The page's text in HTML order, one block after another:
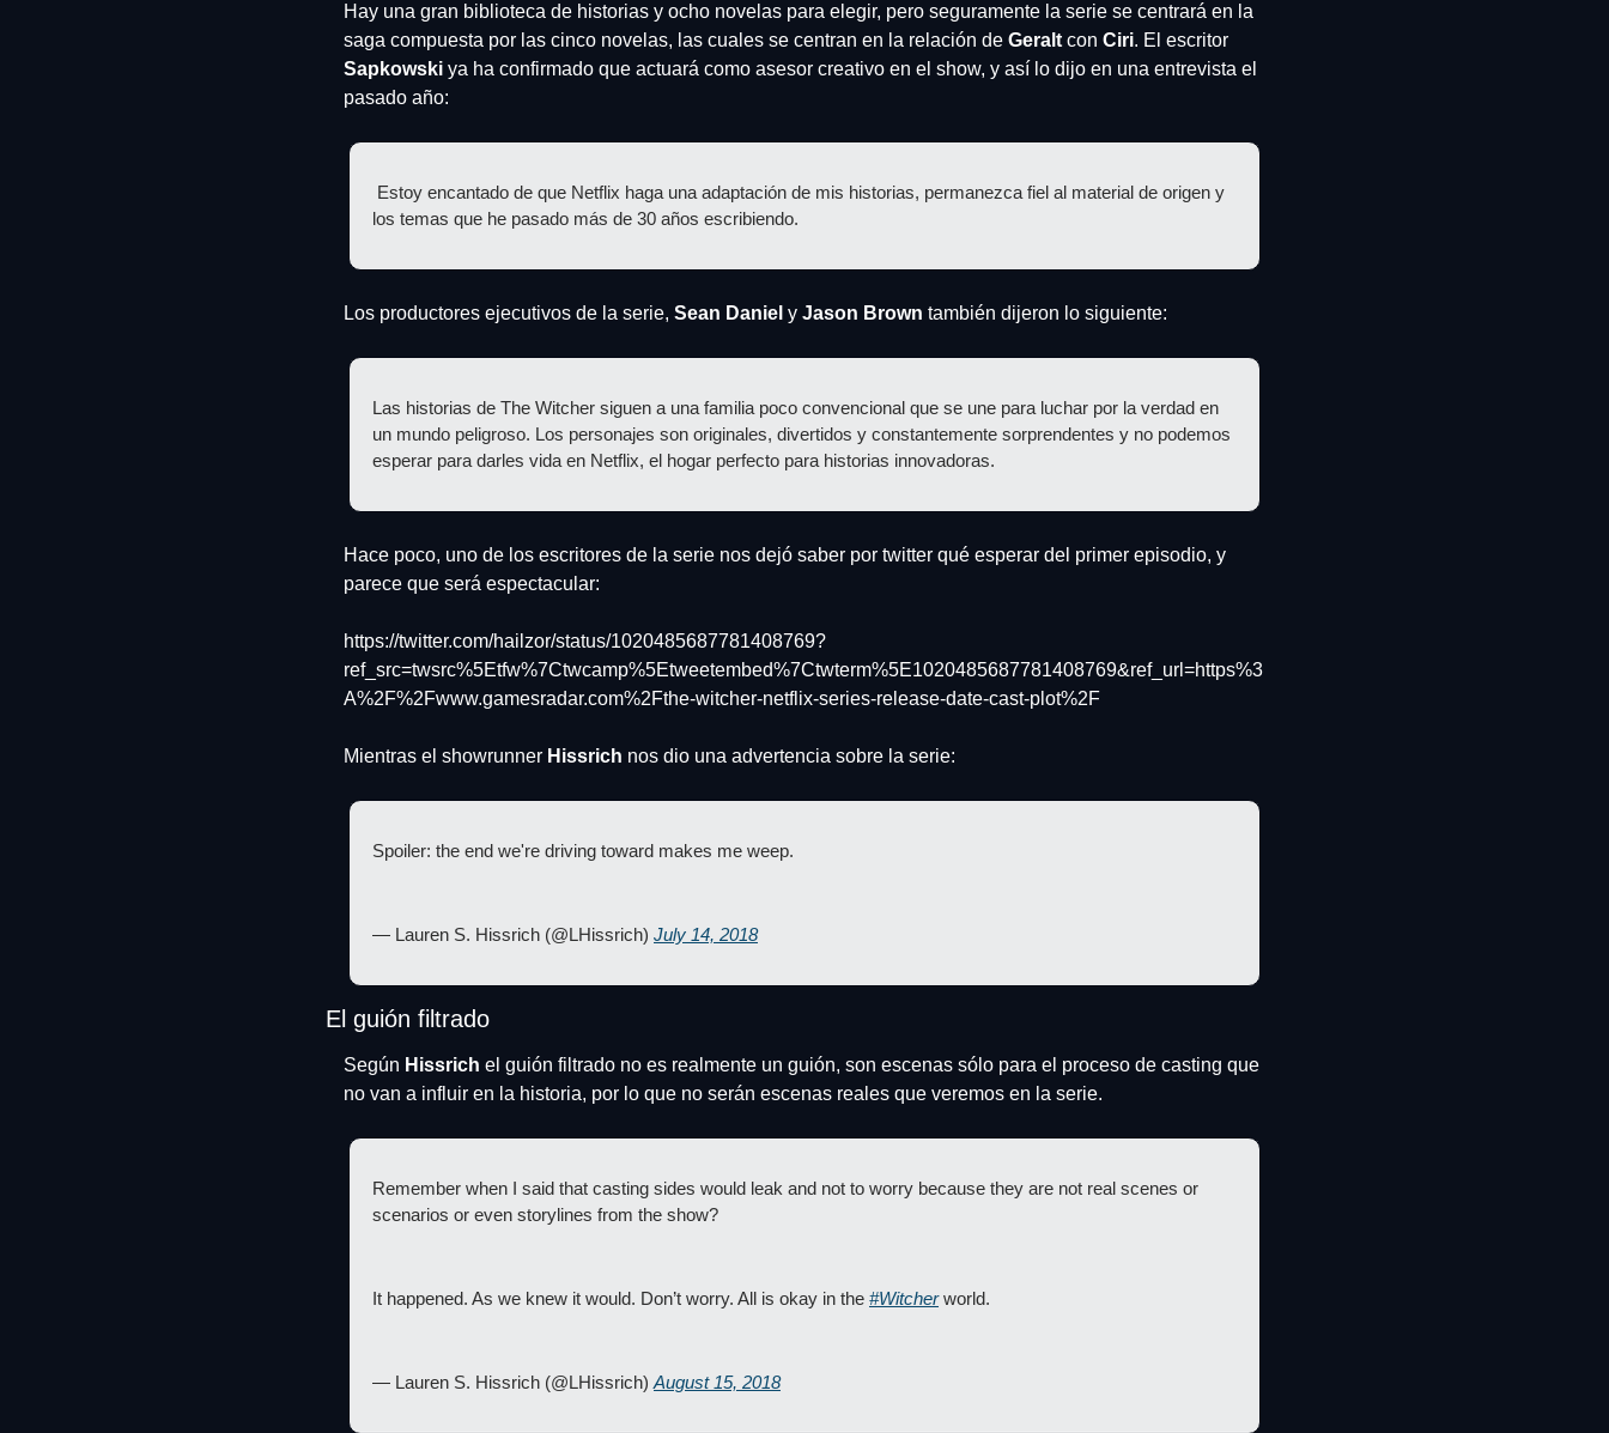
Hay una gran biblioteca de historias y ocho novelas para elegir, pero seguramente la serie se centrará en la
saga compuesta por las cinco novelas, las cuales se centran en la relación de Geralt con Ciri
Sapkowski ya ha confirmado que actuará como asesor creativo en el show, y así lo dijo en una entrevista el
pasado año:
Estoy encantado de que Netflix haga una adaptación de mis historias, permanezca fiel al material de origen y
los temas que he pasado más de 30 años escribiendo.
Los productores ejecutivos de la serie, Sean Daniel y Jason Brown también dijeron lo siguiente:
Las historias de The Witcher siguen a una familia poco convencional que se une para luchar por la verdad en
un mundo peligroso. Los personajes son originales, divertidos y constantemente sorprendentes y no podemos
esperar para darles vida en Netflix, el hogar perfecto para historias innovadoras.
Hace poco, uno de los escritores de la serie nos dejó saber por twitter qué esperar del primer episodio, y
parece que será espectacular:
https://twitter.com/hailzor/status/1020485687781408769?
ref_src=twsrc%5Etfw%7Ctwcamp%5Etweetembed%7Ctwterm%5E1020485687781408769&ref_url=https%3
A%2F%2Fwww.gamesradar.com%2Fthe-witcher-netflix-series-release-date-cast-plot%2F
Mientras el showrunner Hissrich nos dio una advertencia sobre la serie:
Spoiler: the end we're driving toward makes me weep.
— Lauren S. Hissrich (@LHissrich) July 14, 2018
El guión filtrado
Según Hissrich el guión filtrado no es realmente un guión, son escenas sólo para el proceso de casting que
no van a influir en la historia, por lo que no serán escenas reales que veremos en la serie.
Remember when I said that casting sides would leak and not to worry because they are not real scenes or
scenarios or even storylines from the show?
It happened. As we knew it would. Don’t worry. All is okay in the #Witcher world.
— Lauren S. Hissrich (@LHissrich) August 15, 2018